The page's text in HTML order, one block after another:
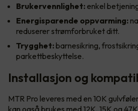
Brukervennlighet: enkel
Energisparende oppvarming:
reduserer strømforbruket ditt.
Trygghet:barnesikring,
parkettbeskyttelse.
Installasjon og
MTR Pro leveres med en 10K